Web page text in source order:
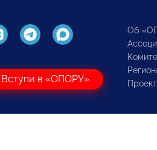
Вступи в «ОПОРУ»
Об